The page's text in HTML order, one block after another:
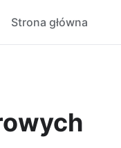
Strona główna